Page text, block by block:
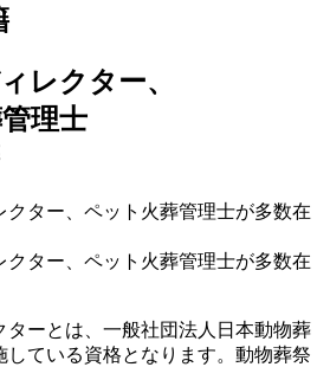
レクター、
理士
ターとは、一般社団法人日本動物葬
している資格となります。動物葬祭